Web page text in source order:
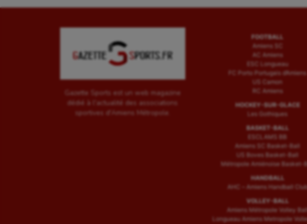
Gazette Sports est un web magazine
dédié à l'actualité des associations
sportives d'Amiens Métropole.
FOOTBALL
Amiens SC
AC Amiens
ESC Longueau
FC Porto Portugais d’Amiens
US Camon
RC Amiens
HOCKEY-SUR-GLACE
Les Gothiques
BASKET-BALL
ESCLAMS BB
Amiens SC Basket-Ball
US Boves Basket-Ball
Métropole Amiénoise Basket-
HANDBALL
AHC – Amiens Handball Club
VOLLEY-BALL
Amiens Métropole Volley Ball
Longueau Amiens Metropole